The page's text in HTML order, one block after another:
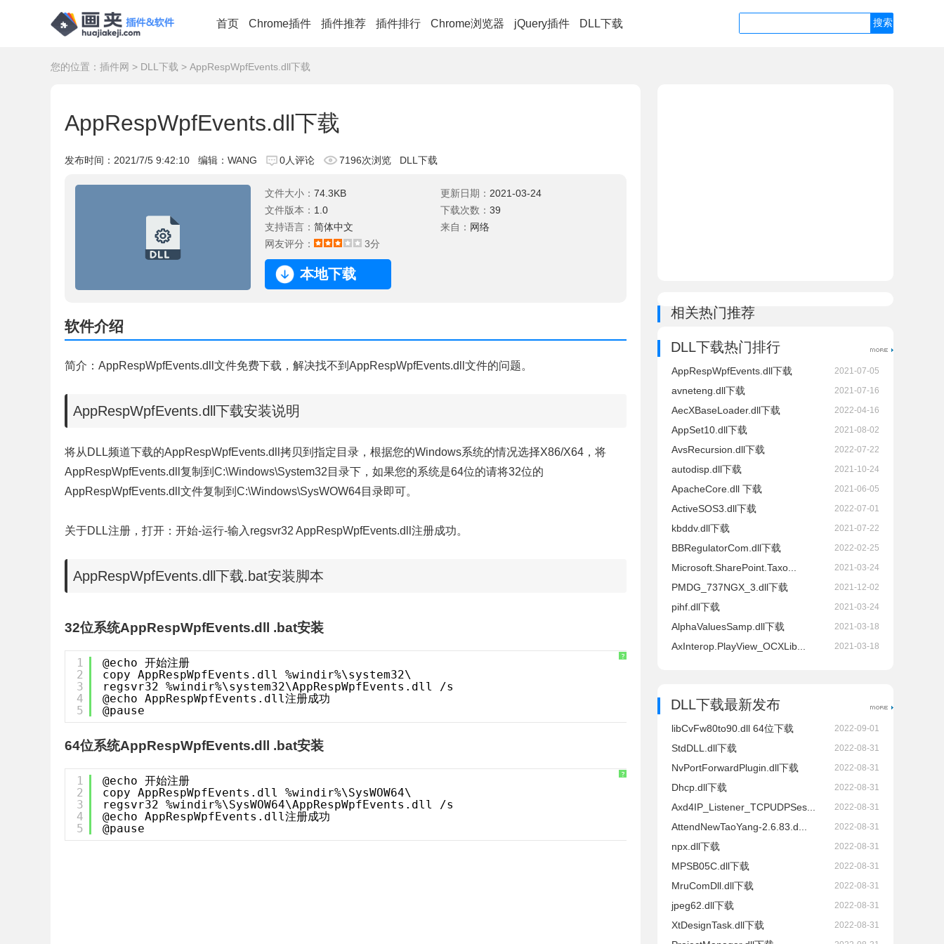
首页 Chrome插件 插件推荐 插件排行 Chrome浏览器 jQuery插件 DLL下载
您的位置： 插件网 > DLL下载 > AppRespWpfEvents.dll下载
AppRespWpfEvents.dll下载
发布时间： 2021/7/5 9:42:10 编辑：WANG 0人评论 7196次浏览 DLL下载
文件大小： 74.3KB
文件版本： 1.0
支持语言： 简体中文
网友评分：
3分
更新日期： 2021-03-24
下载次数： 39
来自： 网络
本地下载
软件介绍
简介：AppRespWpfEvents.dll文件免费下载，解决找不到AppRespWpfEvents.dll文件的问题。
AppRespWpfEvents.dll下载安装说明
将从DLL频道下载的AppRespWpfEvents.dll拷贝到指定目录，根据您的Windows系统的情况选择X86/X64，将
AppRespWpfEvents.dll复制到C:\Windows\System32目录下，如果您的系统是64位的请将32位的
AppRespWpfEvents.dll文件复制到C:\Windows\SysWOW64目录即可。
关于DLL注册，打开：开始-运行-输入regsvr32 AppRespWpfEvents.dll注册成功。
AppRespWpfEvents.dll下载.bat安装脚本
32位系统AppRespWpfEvents.dll .bat安装
?
1
2
3
4
5
@echo 开始注册
copy AppRespWpfEvents.dll %windir%\system32\
regsvr32 %windir%\system32\AppRespWpfEvents.dll /s
@echo AppRespWpfEvents.dll注册成功
@pause
64位系统AppRespWpfEvents.dll .bat安装
?
1
2
3
4
5
@echo 开始注册
copy AppRespWpfEvents.dll %windir%\SysWOW64\
regsvr32 %windir%\SysWOW64\AppRespWpfEvents.dll /s
@echo AppRespWpfEvents.dll注册成功
@pause
相关热门推荐
DLL下载热门排行
AppRespWpfEvents.dll下载 2021-07-05
avneteng.dll下载 2021-07-16
AecXBaseLoader.dll下载 2022-04-16
AppSet10.dll下载 2021-08-02
AvsRecursion.dll下载 2022-07-22
autodisp.dll下载 2021-10-24
ApacheCore.dll 下载 2021-06-05
ActiveSOS3.dll下载 2022-07-01
kbddv.dll下载 2021-07-22
BBRegulatorCom.dll下载 2022-02-25
Microsoft.SharePoint.Taxo... 2021-03-24
PMDG_737NGX_3.dll下载 2021-12-02
pihf.dll下载 2021-03-24
AlphaValuesSamp.dll下载 2021-03-18
AxInterop.PlayView_OCXLib... 2021-03-18
DLL下载最新发布
libCvFw80to90.dll 64位下载 2022-09-01
StdDLL.dll下载 2022-08-31
NvPortForwardPlugin.dll下载 2022-08-31
Dhcp.dll下载 2022-08-31
Axd4IP_Listener_TCPUDPSes... 2022-08-31
AttendNewTaoYang-2.6.83.d... 2022-08-31
npx.dll下载 2022-08-31
MPSB05C.dll下载 2022-08-31
MruComDll.dll下载 2022-08-31
jpeg62.dll下载 2022-08-31
XtDesignTask.dll下载 2022-08-31